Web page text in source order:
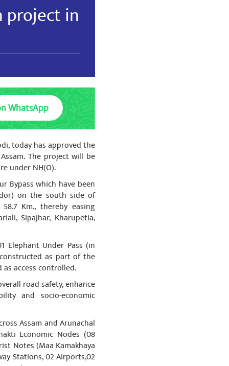
लोहिया नगर
Participated on Yoga
the Surath and it's
project in
WhatsApp
today has approved the
The project will be
under NH(O).
Bypass which have been
on the south side of
Km., thereby easing
Sipajhar, Kharupetia,
Elephant Under Pass (in
as part of the
access controlled.
road safety, enhance
and socio-economic
Assam and Arunachal
Economic Nodes (08
Notes (Maa Kamakhaya
Stations, 02 Airports,02